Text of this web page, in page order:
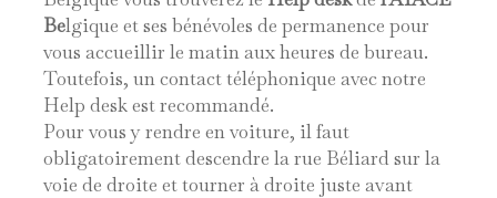
Belgique et ses bénévoles de permanence pour
vous accueillir le matin aux heures de bureau.
Toutefois, un contact téléphonique avec notre
Help desk est recommandé.
Pour vous y rendre en voiture, il faut
obligatoirement descendre la rue Béliard sur la
voie de droite et tourner à droite juste avant